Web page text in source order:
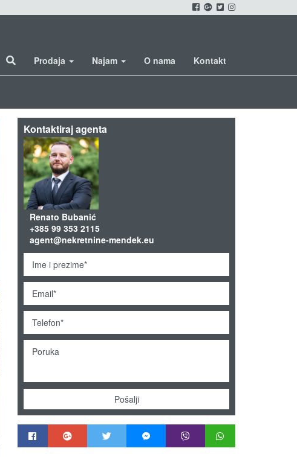
Prodaja Najam O nama Kontakt
Kontaktiraj agenta
Renato Bubanić
+385 99 353 2115
agent@nekretnine-mendek.eu
Pošalji